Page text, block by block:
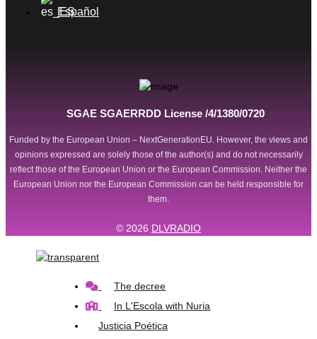
Menu
Español
SGAE SGAERRDD License /4/1380/0720
Funded by the European Union – NextGenerationEU. However, the views and
opinions expressed are solely those of the author(s) and do not necessarily
reflect those of the European Union or the European Commission. Neither the
European Union nor the European Commission can be held responsible for
them.
© 2026 DLVRADIO
The decree
In L'Escola with Nuria
Justicia Poética